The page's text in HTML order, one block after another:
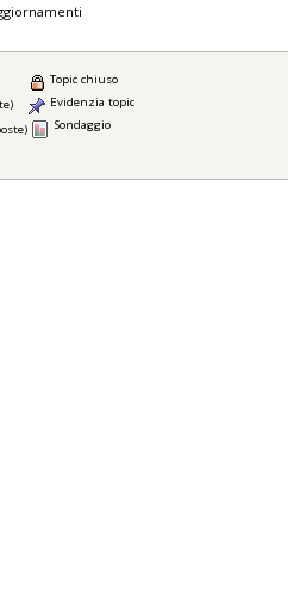
Topic chiuso
Evidenzia topic
Sondaggio